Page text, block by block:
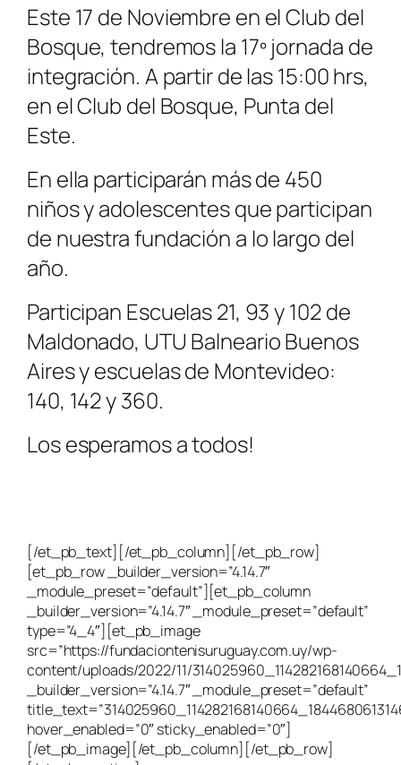
Este 17 de Noviembre en el Club del
Bosque, tendremos la 17º jornada de
integración. A partir de las 15:00 hrs,
en el Club del Bosque, Punta del
Este.
En ella participarán más de 450
niños y adolescentes que participan
de nuestra fundación a lo largo del
año.
Participan Escuelas 21, 93 y 102 de
Maldonado, UTU Balneario Buenos
Aires y escuelas de Montevideo:
140, 142 y 360.
Los esperamos a todos!
[/et_pb_text][/et_pb_column][/et_pb_row]
[et_pb_row _builder_version=”4.14.7″
_module_preset=”default”][et_pb_column
_builder_version=”4.14.7″ _module_preset=”default”
type=”4_4″][et_pb_image
src=”https://fundaciontenisuruguay.com.uy/wp-
content/uploads/2022/11/
_builder_version=”4.14.7″ _module_preset=”default”
hover_enabled=”0″ sticky_enabled=”0″]
[/et_pb_image][/et_pb_column][/et_pb_row]